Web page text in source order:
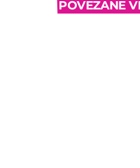
POVEZANE